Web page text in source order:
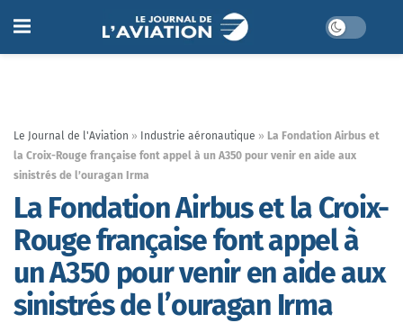
Le Journal de l'Aviation » Industrie aéronautique » La Fondation Airbus et
la Croix-Rouge française font appel à un A350 pour venir en aide aux
sinistrés de l’ouragan Irma
La Fondation Airbus et la Croix-
Rouge française font appel à
un A350 pour venir en aide aux
sinistrés de l’ouragan Irma